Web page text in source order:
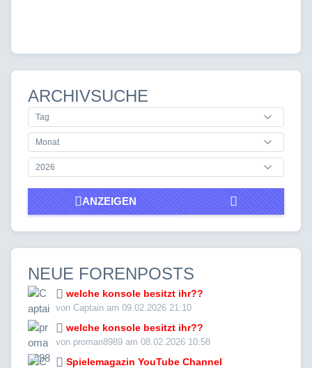
ARCHIVSUCHE
ANZEIGEN
NEUE FORENPOSTS
welche konsole besitzt ihr??
von Captain am 09.02.2026 21:10
welche konsole besitzt ihr??
von proman8989 am 08.02.2026 10:58
Spielemagazin YouTube Channel